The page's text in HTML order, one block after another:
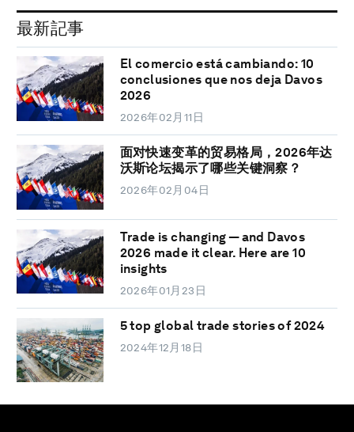
最新記事
El comercio está cambiando: 10
conclusiones que nos deja Davos
2026
2026年02月11日
面对快速变革的贸易格局，2026年达
沃斯论坛揭示了哪些关键洞察？
2026年02月04日
Trade is changing — and Davos
2026 made it clear. Here are 10
insights
2026年01月23日
5 top global trade stories of 2024
2024年12月18日